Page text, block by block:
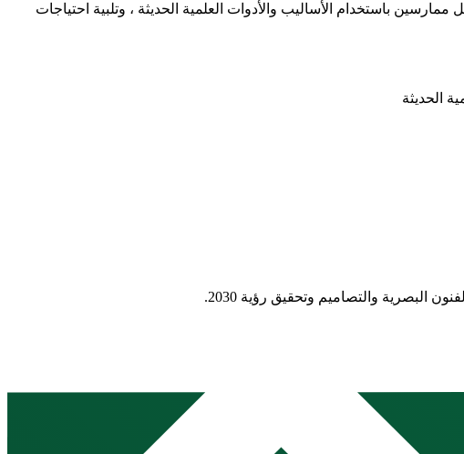
باستخدام الأساليب والأدوات العلمية الحديثة ، وتلبية احتياجات
البصرية والتصاميم وتحقيق رؤية 2030.